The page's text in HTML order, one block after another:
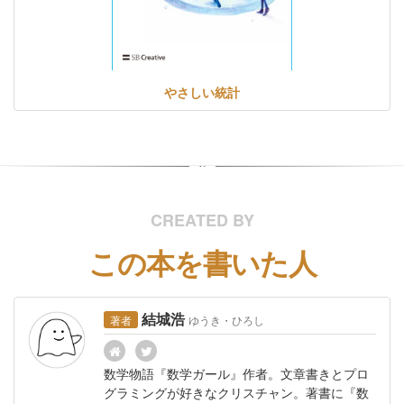
やさしい統計
CREATED BY
この本を書いた人
著者 結城浩ゆうき・ひろし
数学物語『数学ガール』作者。文章書きとプロ
グラミングが好きなクリスチャン。著書に『数